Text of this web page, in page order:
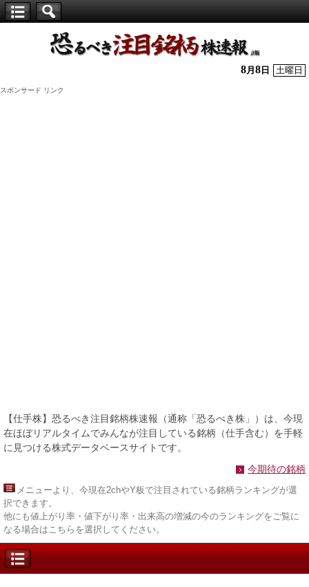
株】
8月 8 日 土曜日
スポンサード リンク
【仕手株】恐るべき注目銘柄株速報（通称「恐るべき株」）は、今現
在ほぼリアルタイムでみんなが注目している銘柄（仕手含む）を手軽
に見つける株式データベースサイトです。
今期待の銘柄
メニューより、今現在2chやY板で注目されている銘柄ランキングが選
択できます。
他にも値上がり率・値下がり率・出来高の増減の今のランキングをご覧に
なる場合はこちらを選択してください。